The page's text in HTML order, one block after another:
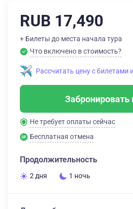
RUB 17,490
+ Билеты до места начала тура
Что включено в стоимость?
Рассчитать цену с билетами
Забронировать
Не требует оплаты сейчас
Бесплатная отмена
Продолжительность
2 дня 1 ночь